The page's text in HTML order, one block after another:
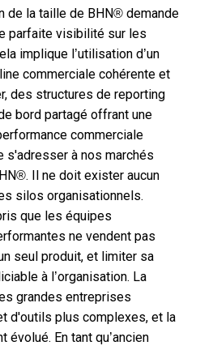
de la taille de BHN® demande
parfaite visibilité sur les
implique l’utilisation d’un
commerciale cohérente et
des structures de reporting
bord partagé offrant une
commerciale
à nos marchés
Il ne doit exister aucun
silos organisationnels.
que les équipes
ne vendent pas
seul produit, et limiter sa
à l’organisation. La
grandes entreprises
d'outils plus complexes, et la
évolué. En tant qu’ancien